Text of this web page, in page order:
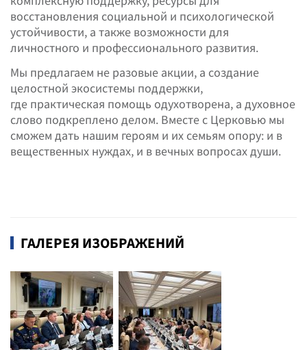
восстановления социальной и психологической
устойчивости, а также возможности для
личностного и профессионального развития.
Мы предлагаем не разовые акции, а создание
целостной экосистемы поддержки,
где практическая помощь одухотворена, а духовное
слово подкреплено делом. Вместе с Церковью мы
сможем дать нашим героям и их семьям опору: и в
вещественных нуждах, и в вечных вопросах души.
ГАЛЕРЕЯ ИЗОБРАЖЕНИЙ